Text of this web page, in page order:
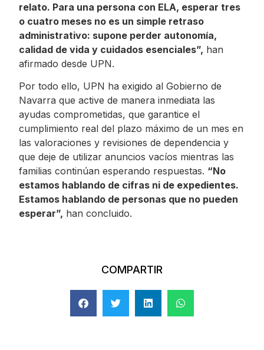
relato. Para una persona con ELA, esperar tres
o cuatro meses no es un simple retraso
administrativo: supone perder autonomía,
calidad de vida y cuidados esenciales”, han
afirmado desde UPN.
Por todo ello, UPN ha exigido al Gobierno de
Navarra que active de manera inmediata las
ayudas comprometidas, que garantice el
cumplimiento real del plazo máximo de un mes en
las valoraciones y revisiones de dependencia y
que deje de utilizar anuncios vacíos mientras las
familias continúan esperando respuestas. “No
estamos hablando de cifras ni de expedientes.
Estamos hablando de personas que no pueden
esperar”, han concluido.
COMPARTIR